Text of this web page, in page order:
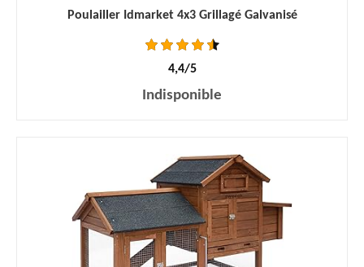
Poulailler Idmarket 4x3 Grillagé Galvanisé
4,4/5
Indisponible